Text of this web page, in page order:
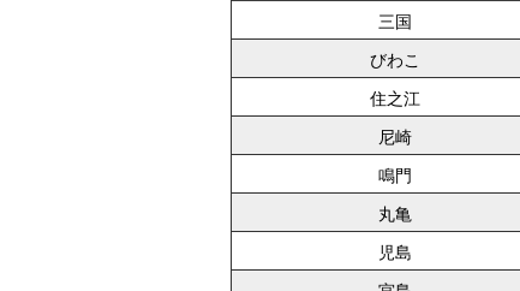
三国
びわこ
住之江
尼崎
鳴門
丸亀
児島